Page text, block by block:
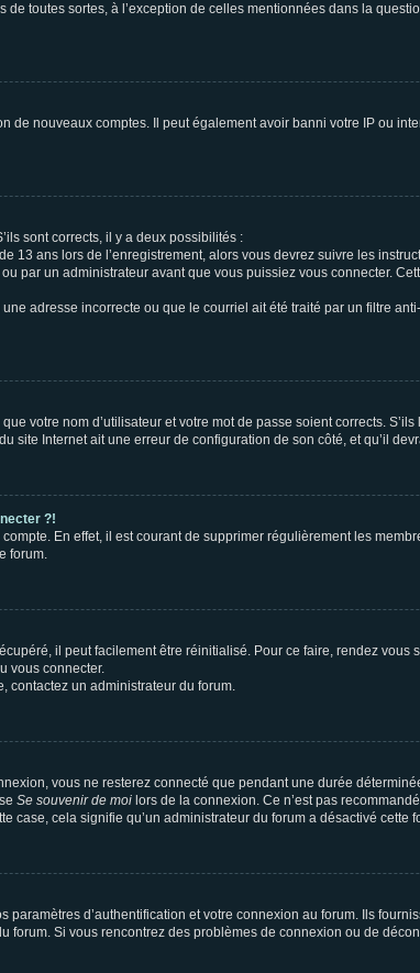
toutes sortes, à l’exception de celles mentionnées dans la
de nouveaux comptes. Il peut également avoir banni votre IP ou
sont corrects, il y a deux possibilités :
13 ans lors de l’enregistrement, alors vous devrez suivre les
par un administrateur avant que vous puissiez vous connecter.
adresse incorrecte ou que le courriel ait été traité par un filtre
votre nom d’utilisateur et votre mot de passe soient corrects.
site Internet ait une erreur de configuration de son côté, et qu’il
?!
En effet, il est courant de supprimer régulièrement les
forum.
il peut facilement être réinitialisé. Pour ce faire, rendez
vous connecter.
contactez un administrateur du forum.
vous ne resterez connecté que pendant une durée
Se souvenir de moi lors de la connexion. Ce n’est pas
case, cela signifie qu’un administrateur du forum a désactivé cette
d’authentification et votre connexion au forum. Ils
forum. Si vous rencontrez des problèmes de connexion ou de